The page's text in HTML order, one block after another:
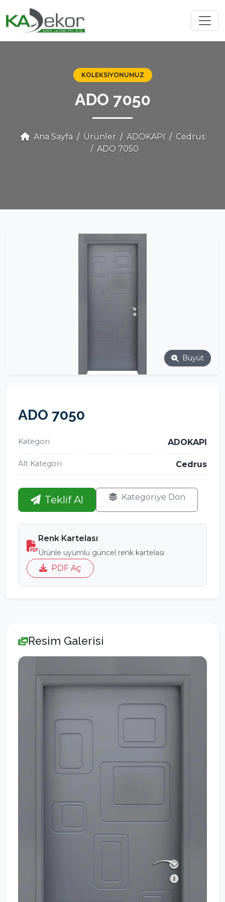
KOLEKSIYONUMUZ
ADO 7050
Ana Sayfa Ürünler ADOKAPI
Cedrus
ADO 7050
Büyüt
ADO 7050
Kategori ADOKAPI
Alt Kategori Cedrus
Teklif Al Kategoriye Dön
Renk Kartelası
Ürünle uyumlu güncel renk kartelası
PDF Aç
Resim Galerisi